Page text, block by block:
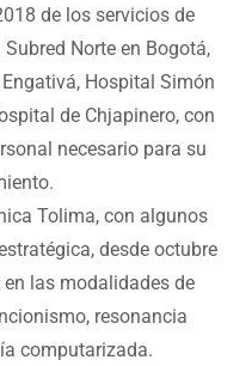
de los servicios de
Norte en Bogotá,
Hospital Simón
de Chjapinero, con
necesario para su
Tolima, con algunos
desde octubre
las modalidades de
resonancia
computarizada.